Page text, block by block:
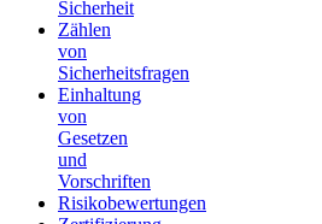
Sicherheit
Zählen
von
Sicherheitsfragen
Einhaltung
von
Gesetzen
und
Vorschriften
Risikobewertungen